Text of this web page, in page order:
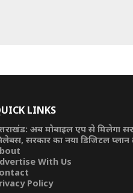
LINKS
अब मोबाइल एप से मिलेगा
सरकार का नया डिजिटल प्लान
With Us
Policy